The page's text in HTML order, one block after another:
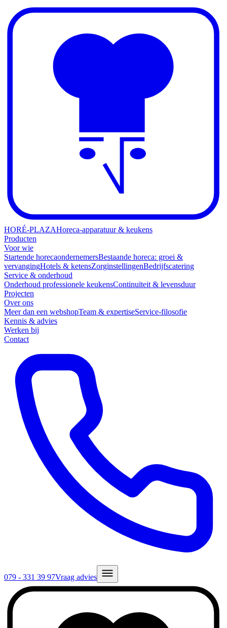
HORÉ-PLAZAHoreca-apparatuur & keukens
Producten
Voor wie
Startende horecaondernemersBestaande horeca: groei &
vervangingHotels & ketensZorginstellingenBedrijfscatering
Service & onderhoud
Onderhoud professionele keukensContinuïteit & levensduur
Projecten
Over ons
Meer dan een webshopTeam & expertiseService-filosofie
Kennis & advies
Werken bij
Contact
079 - 331 39 97Vraag advies